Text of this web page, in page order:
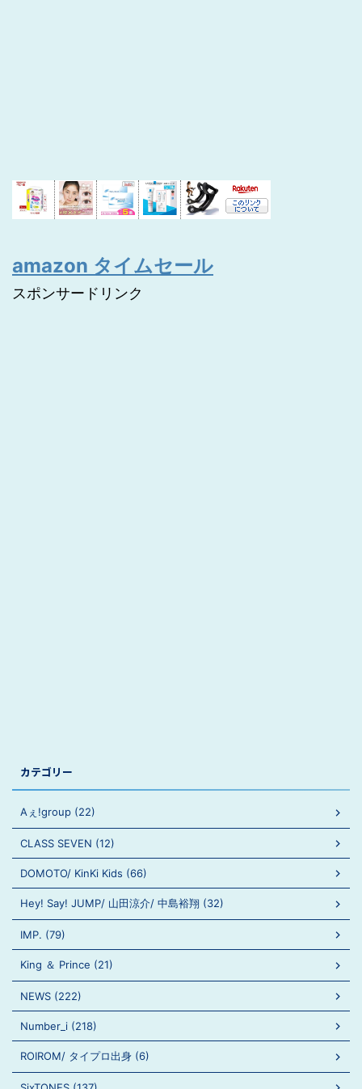
amazon タイムセール
スポンサードリンク
カテゴリー
Aぇ!group (22)
CLASS SEVEN (12)
DOMOTO/ KinKi Kids (66)
Hey! Say! JUMP/ 山田涼介/ 中島裕翔 (32)
IMP. (79)
King ＆ Prince (21)
NEWS (222)
Number_i (218)
ROIROM/ タイプロ出身 (6)